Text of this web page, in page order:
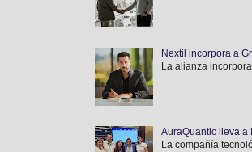
Nextil incorpora a
La alianza
AuraQuantic lleva a
La compañía